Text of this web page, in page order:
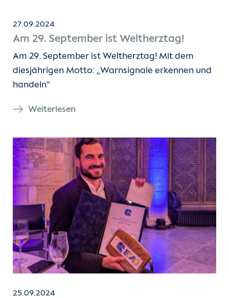
27.09.2024
Am 29. September ist Weltherztag!
Am 29. September ist Weltherztag! Mit dem
diesjährigen Motto: „Warnsignale erkennen und
handeln“
Weiterlesen
25.09.2024